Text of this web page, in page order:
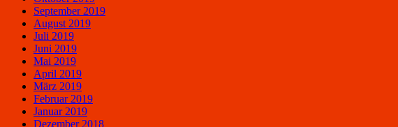
September 2019
August 2019
Juli 2019
Juni 2019
Mai 2019
April 2019
März 2019
Februar 2019
Januar 2019
Dezember 2018